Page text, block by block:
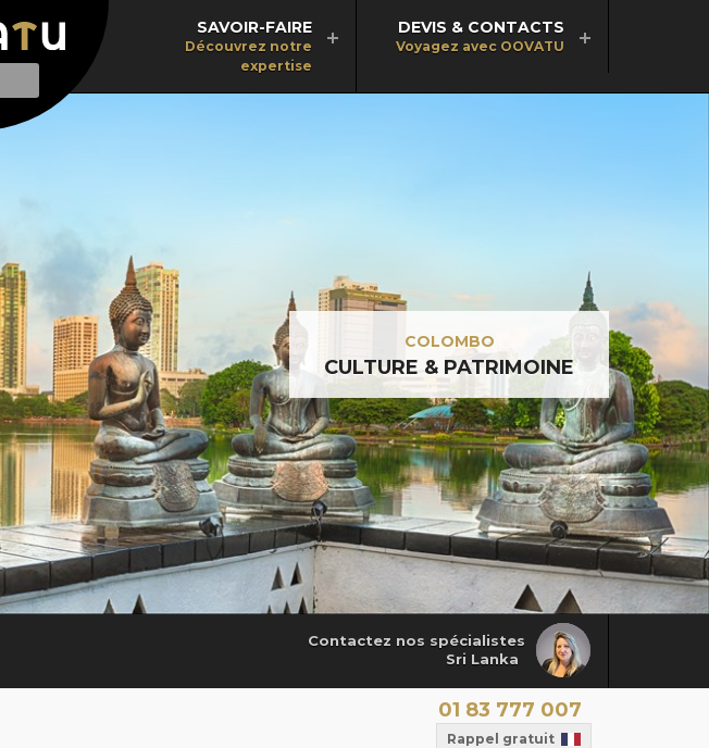
SAVOIR-FAIRE
Découvrez notre
expertise
DEVIS & CONTACTS
Voyagez avec OOVATU
COLOMBO
CULTURE & PATRIMOINE
Contactez nos spécialistes
Sri Lanka
01 83 777 007
Rappel gratuit